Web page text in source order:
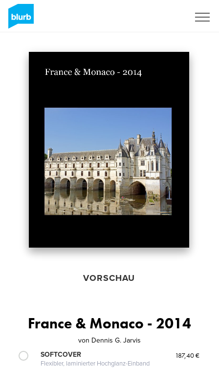
VORSCHAU
France & Monaco - 2014
von Dennis G. Jarvis
SOFTCOVER
Flexibler, laminierter Hochglanz-Einband
187,40 €